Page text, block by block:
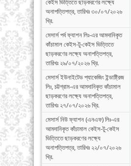
কেইস ভিত্তিতে ছাড়করণের লক্ষ্যে
অনাপত্তিপত্র, তারিখঃ ৩০/০৭/২০২৬
খ্রি.
মেসার্স পর্ব ফ্যাশন লিঃ-এর আমদানিকৃত
কাঁচামাল কেইস-টু-কেইস ভিত্তিতে
ছাড়করণের লক্ষ্যে অনাপত্তিপত্র,
তারিখঃ ২৯/০৭/২০২৬ খ্রি.
মেসার্স ইউনাইটেড প্যাকেজিং ইন্ডাষ্ট্রিজ
লিঃ, চট্টগ্রাম-এর আমদানিকৃত কাঁচামাল
ছাড়করণের লক্ষ্যে অনাপত্তিপত্র,
তারিখঃ ২৭/০৭/২০২৬ খ্রি.
মেসার্স নিউ ফ্যাশন (এনএফ) লিঃ-এর
আমদানিকৃত কাঁচামাল কেইস-টু-কেইস
ভিত্তিতে ছাড়করণের লক্ষ্যে
অনাপত্তিপত্র, তারিখঃ ২২/০৭/২০২৬
খ্রি.